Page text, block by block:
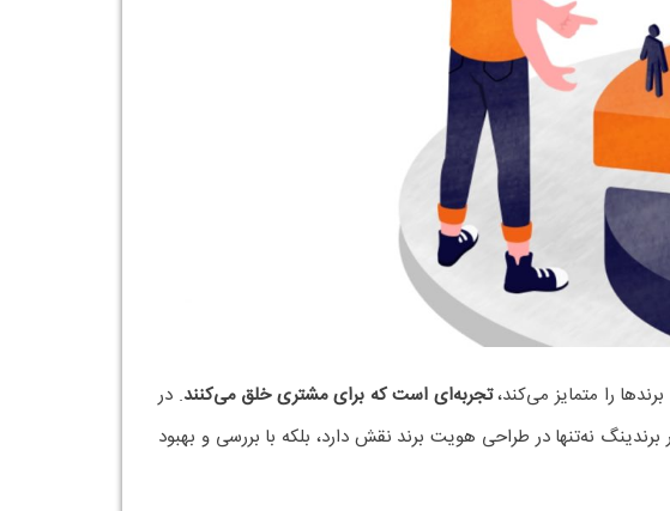
از لوگو یا رنگ سازمانی است؛ برند یعنی احساسی که مخاطب هنگام
از اولین برخورد با تبلیغ تا خرید، استفاده از محصول و خدمات پس